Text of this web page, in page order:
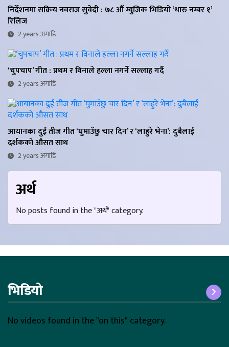
निर्देशनमा सक्रिय नवराज सुवेदी : ७८ औं म्युजिक भिडियो ‘थारु नम्बर १’
रिलिज
2 years अगाडि
‘चुपचाप’ गीत : प्रथम र विनाले हल्ला नगर्ने सल्लाह गर्दै
2 years अगाडि
आयानका दुई तीज गीत ‘घुमाउँछु चार दिन’ र ‘लाहुरे भेना’: दुबैलाई
दर्शकको औसत साथ
2 years अगाडि
अर्थ
No posts found in the "अर्थ" category.
भिडियो
No videos found in the "on this" category.